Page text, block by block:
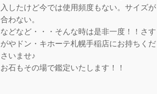
入したけど今では使用頻度もない。サイズが
合わない。
などなど・・・そんな時は是非一度！！さす
がやドン・キホーテ札幌手稲店にお持ちくだ
さいませ♪
お石もその場で鑑定いたします！！